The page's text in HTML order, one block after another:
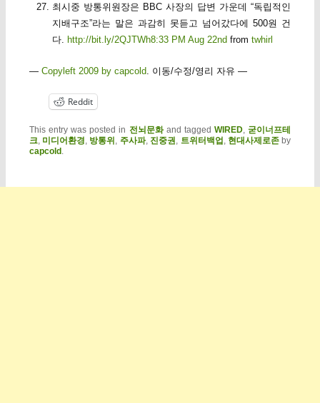
최시중 방통위원장은 BBC 사장의 답변 가운데 “독립적인
지배구조”라는 말은 과감히 못듣고 넘어갔다에 500원 건
다.http://bit.ly/2QJTWh8:33 PM Aug 22nd fromtwhirl
— Copyleft 2009 by capcold. 이동/수정/영리 자유 —
Reddit
This entry was posted in 전뇌문화and taggedWIRED,굳이너프테
크, 미디어환경, 방통위, 주사파, 진중권, 트위터백업, 현대사제로존 by
capcold.